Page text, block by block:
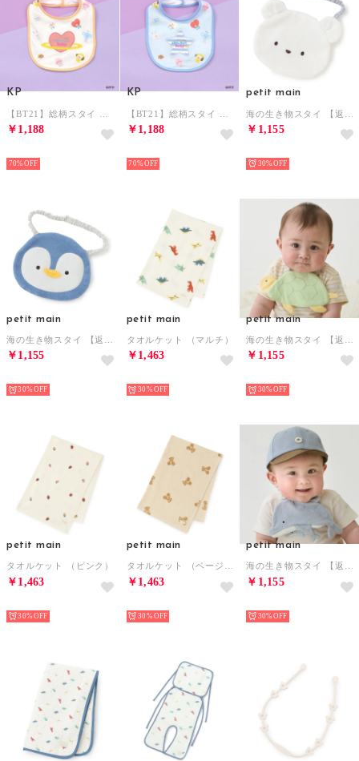
KP
￥1,188
70%
KP
￥1,188
70%
petit main
￥1,155
30%
petit main
￥1,155
30%
petit main
タオルケット （マルチ）
￥1,463
30%
petit main
￥1,155
30%
petit main
タオルケット （ピンク）
￥1,463
30%
petit main
タオルケット （ベージュ）
￥1,463
30%
petit main
海の生き物スタイ 【返品不可商品】 （ライト ブルー）
￥1,155
30%